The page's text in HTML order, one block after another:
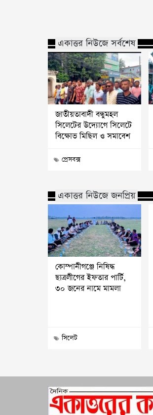
একাত্তর নিউজে সর্বশেষ
জাতীয়তাবাদী বন্ধুমহল
সিলেটের উদ্যোগে সিলেটে
বিক্ষোভ মিছিল ও সমাবেশ
প্রেসবক্স
একাত্তর নিউজে জনপ্রিয়
কোম্পানীগঞ্জে নিষিদ্ধ
ছাত্রলীগের ইফতার পার্টি,
৩০ জনের নামে মামলা
সিলেট